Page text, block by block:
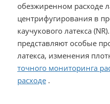
обезжиренном расходе
центрифугирования в
каучукового латекса
представляют особые
латекса, изменения
точного мониторинга
расходе.